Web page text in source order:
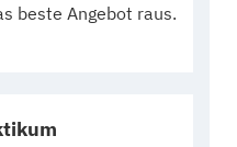
beste Angebot raus.